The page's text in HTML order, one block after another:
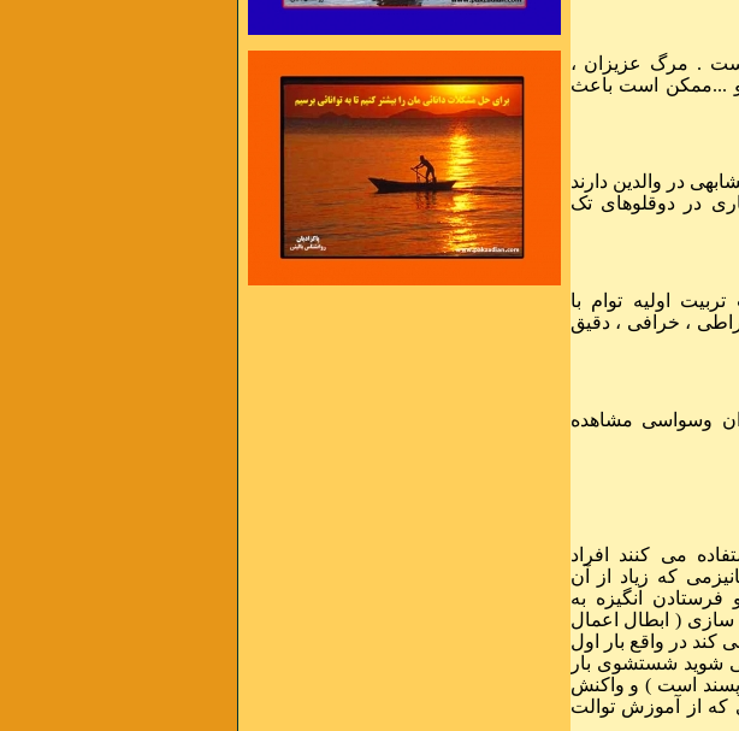
آه بی تاب شدن عادت کم حوصله هاست
مثل عکس رخ مهتاب که افتاده در آب
در دلم هستی و بین من و تو فاصله هاست
بی تو هر لحضه مرا بیم فرو ریختن است
مثل شهری که به روی گسل زلزله هاست
سه کلمه را بهتر است بیاد داشته باشیم :
است . مرگ عزیزان ،
و ...ممکن است باعث
مشابهی در والدین دارند
در دوقلوهای تک
اولیه توام با
، خرافی ، دقیق
وسواسی مشاهده
می کنند افراد
که زیاد از آن
انگیزه به
سازی ( ابطال اعمال
کند در واقع بار اول
شوید شستشوی بار
است ) و واکنش
که از آموزش توالت